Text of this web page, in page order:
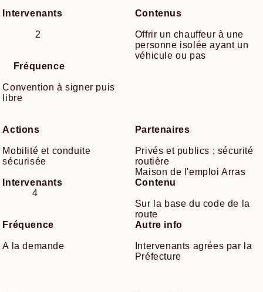
Intervenants
2
Contenus
Offrir un chauffeur à une
personne isolée ayant un
véhicule ou pas
Fréquence
Convention à signer puis
libre
Actions
Mobilité et conduite
sécurisée
Partenaires
Privés et publics ; sécurité
routière
Maison de l'emploi Arras
Intervenants
4
Contenu
Sur la base du code de la
route
Fréquence
A la demande
Autre info
Intervenants agrées par la
Préfecture